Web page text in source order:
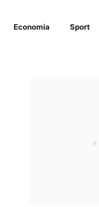
Economia Sport